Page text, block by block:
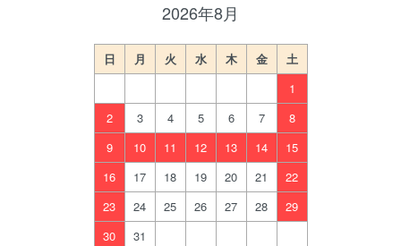
2026年8月
日 月 火 水 木 金
土
1
2
3 4 5 6 7
8
9
10 11 12 13 14
15
16
17 18 19 20 21
22
23
24 25 26 27 28
29
30
31